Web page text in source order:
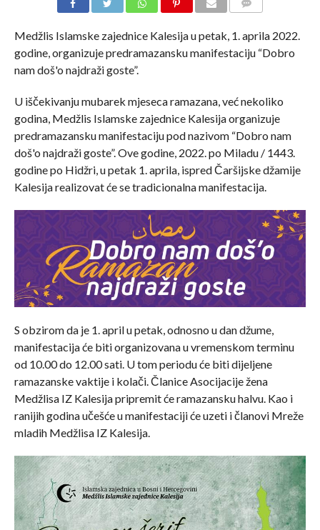
Medžlis Islamske zajednice Kalesija u petak, 1. aprila 2022.
godine, organizuje predramazansku manifestaciju “Dobro
nam doš'o najdraži goste”.
U iščekivanju mubarek mjeseca ramazana, već nekoliko
godina, Medžlis Islamske zajednice Kalesija organizuje
predramazansku manifestaciju pod nazivom “Dobro nam
doš'o najdraži goste”. Ove godine, 2022. po Miladu / 1443.
godine po Hidžri, u petak 1. aprila, ispred Čaršijske džamije
Kalesija realizovat će se tradicionalna manifestacija.
S obzirom da je 1. april u petak, odnosno u dan džume,
manifestacija će biti organizovana u vremenskom terminu
od 10.00 do 12.00 sati. U tom periodu će biti dijeljene
ramazanske vaktije i kolači. Članice Asocijacije žena
Medžlisa IZ Kalesija pripremit će ramazansku halvu. Kao i
ranijih godina učešće u manifestaciji će uzeti i članovi Mreže
mladih Medžlisa IZ Kalesija.